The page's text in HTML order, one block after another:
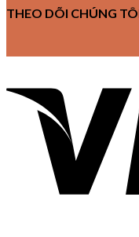
THEO DÕI CHÚNG